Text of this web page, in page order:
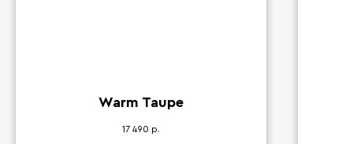
Warm Taupe
17 490 р.